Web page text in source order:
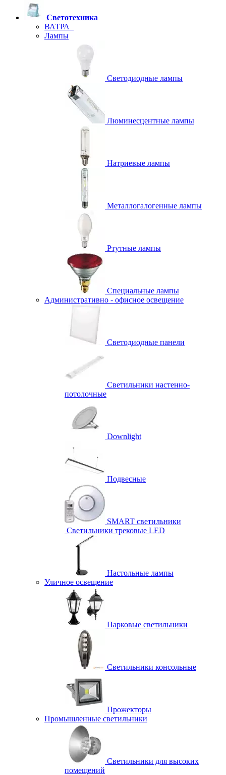
Светотехника
ВАТРА
Лампы
Светодиодные лампы
Люминесцентные лампы
Натриевые лампы
Металлогалогенные лампы
Ртутные лампы
Специальные лампы
Административно - офисное освещение
Светодиодные панели
Светильники настенно-
потолочные
Downlight
Подвесные
SMART светильники
Светильники трековые LED
Настольные лампы
Уличное освещение
Парковые светильники
Светильники консольные
Прожекторы
Промышленные светильники
Светильники для высоких
помещений